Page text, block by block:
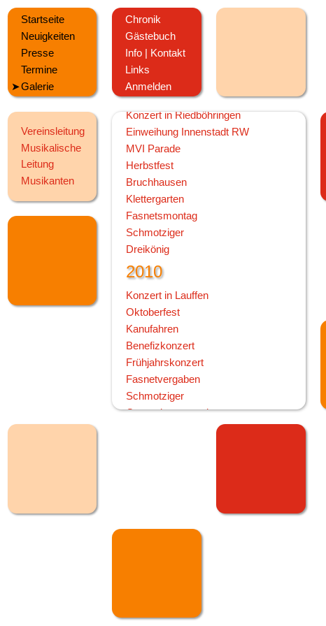
Startseite
Neuigkeiten
Presse
Termine
Galerie
Chronik
Gästebuch
Info | Kontakt
Links
Anmelden
Vereinsleitung
Musikalische
Leitung
Musikanten
Oktoberfest
Kanufahren
100 Jahre MV Horgen
Jahreskonzert
2011
Konzert in Riedböhringen
Einweihung Innenstadt RW
MVI Parade
Herbstfest
Bruchhausen
Klettergarten
Fasnetsmontag
Schmotziger
Dreikönig
2010
Konzert in Lauffen
Oktoberfest
Kanufahren
Benefizkonzert
Frühjahrskonzert
Fasnetvergaben
Schmotziger
Generalversammlung
Narrentag Oberndorf
120 Jahre MV Frohsinn
Neujahrsempfang CDU mit Angela